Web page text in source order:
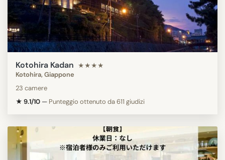
Kotohira Kadan ★★★★
Kotohira, Giappone
23 camere
★ 9.1/10 — Punteggio ottenuto da 611 giudizi